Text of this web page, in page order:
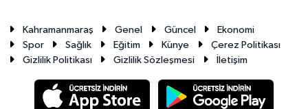
Kahramanmaraş Genel Güncel
Ekonomi
Spor
Sağlık Eğitim Künye
Çerez Politikası
Gizlilik Politikası
Gizlilik Sözleşmesi İletişim